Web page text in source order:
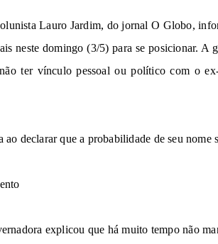
olunista Lauro Jardim, do jornal O Globo, info
ais neste domingo (3/5) para se posicionar. A g
não ter vínculo pessoal ou político com o ex
ao declararquea probabilidade deseu nome
ento
explicou que há muito tempo não